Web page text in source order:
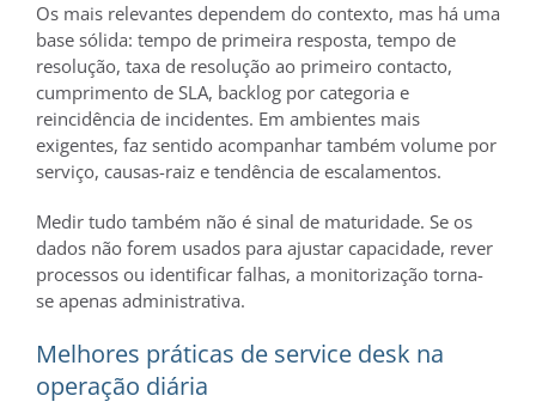
Os mais relevantes dependem do contexto, mas há uma
base sólida: tempo de primeira resposta, tempo de
resolução, taxa de resolução ao primeiro contacto,
cumprimento de SLA, backlog por categoria e
reincidência de incidentes. Em ambientes mais
exigentes, faz sentido acompanhar também volume por
serviço, causas-raiz e tendência de escalamentos.
Medir tudo também não é sinal de maturidade. Se os
dados não forem usados para ajustar capacidade, rever
processos ou identificar falhas, a monitorização torna-
se apenas administrativa.
Melhores práticas de service desk na
operação diária